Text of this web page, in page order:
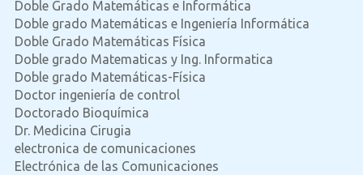
Doble Grado Matemáticas e Informática
Doble grado Matemáticas e Ingeniería Informática
Doble Grado Matemáticas Física
Doble grado Matematicas y Ing. Informatica
Doble grado Matemáticas-Física
Doctor ingeniería de control
Doctorado Bioquímica
Dr. Medicina Cirugia
electronica de comunicaciones
Electrónica de las Comunicaciones